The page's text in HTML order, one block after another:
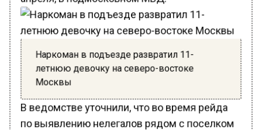
Наркоман в подъезде развратил 11-
летнюю девочку на северо-востоке
Москвы
В ведомстве уточнили, что во время рейда
по выявлению нелегалов рядом с поселком